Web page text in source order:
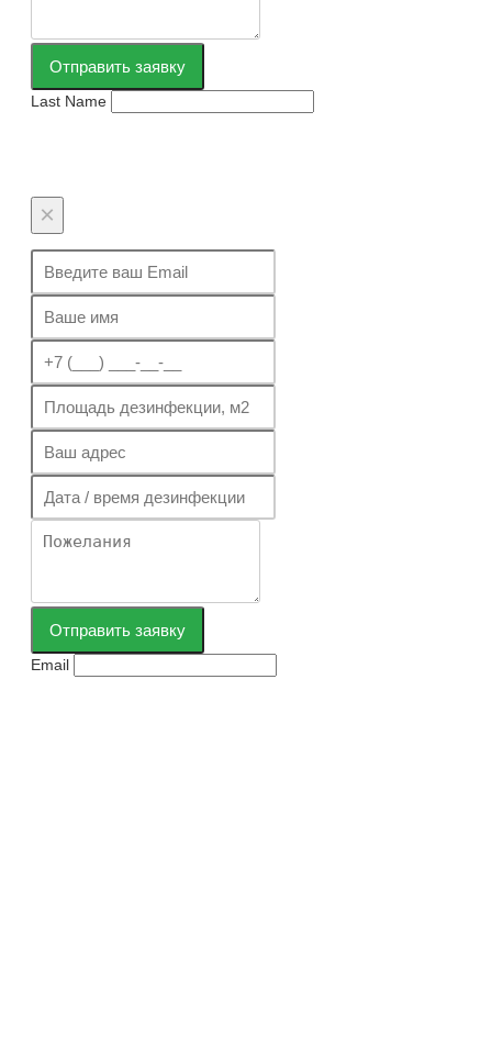
Отправить заявку
Last Name
×
Отправить заявку
Email